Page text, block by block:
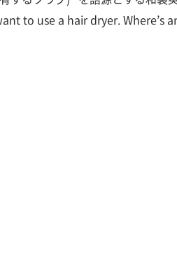
to use a hair dryer. Where’s